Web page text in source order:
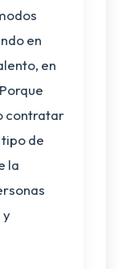
en
en
contratar
de
la
y